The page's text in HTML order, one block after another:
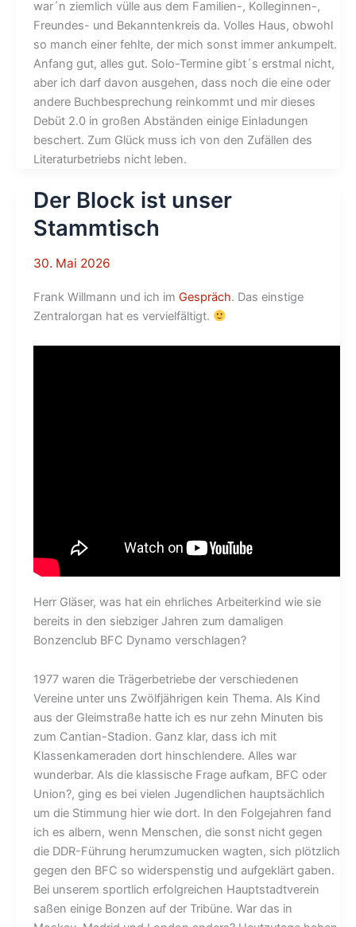
war´n ziemlich vülle aus dem Familien-, Kolleginnen-,
Freundes- und Bekanntenkreis da. Volles Haus, obwohl
so manch einer fehlte, der mich sonst immer ankumpelt.
Anfang gut, alles gut. Solo-Termine gibt´s erstmal nicht,
aber ich darf davon ausgehen, dass noch die eine oder
andere Buchbesprechung reinkommt und mir dieses
Debüt 2.0 in großen Abständen einige Einladungen
beschert. Zum Glück muss ich von den Zufällen des
Literaturbetriebs nicht leben.
Der Block ist unser
Stammtisch
30. Mai 2026
Frank Willmann und ich im Gespräch. Das einstige
Zentralorgan hat es vervielfältigt.
Herr Gläser, was hat ein ehrliches Arbeiterkind wie sie
bereits in den siebziger Jahren zum damaligen
Bonzenclub BFC Dynamo verschlagen?
1977 waren die Trägerbetriebe der verschiedenen
Vereine unter uns Zwölfjährigen kein Thema. Als Kind
aus der Gleimstraße hatte ich es nur zehn Minuten bis
zum Cantian-Stadion. Ganz klar, dass ich mit
Klassenkameraden dort hinschlendere. Alles war
wunderbar. Als die klassische Frage aufkam, BFC oder
Union?, ging es bei vielen Jugendlichen hauptsächlich
um die Stimmung hier wie dort. In den Folgejahren fand
ich es albern, wenn Menschen, die sonst nicht gegen
die DDR-Führung herumzumucken wagten, sich plötzlich
gegen den BFC so widerspenstig und aufgeklärt gaben.
Bei unserem sportlich erfolgreichen Hauptstadtverein
saßen einige Bonzen auf der Tribüne. War das in